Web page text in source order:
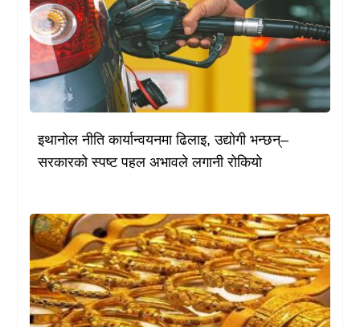
इथानोल नीति कार्यान्वयनमा ढिलाइ, उद्योगी भन्छन्–
सरकारको स्पष्ट पहल अभावले लगानी रोकियो